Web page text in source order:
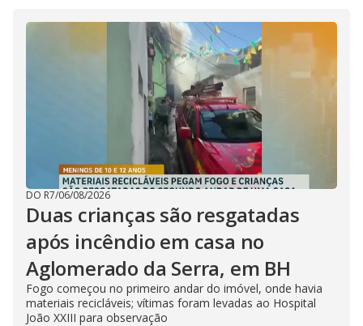
DO R7/06/08/2026
Duas crianças são resgatadas
após incêndio em casa no
Aglomerado da Serra, em BH
Fogo começou no primeiro andar do imóvel, onde havia
materiais recicláveis; vítimas foram levadas ao Hospital
João XXIII para observação